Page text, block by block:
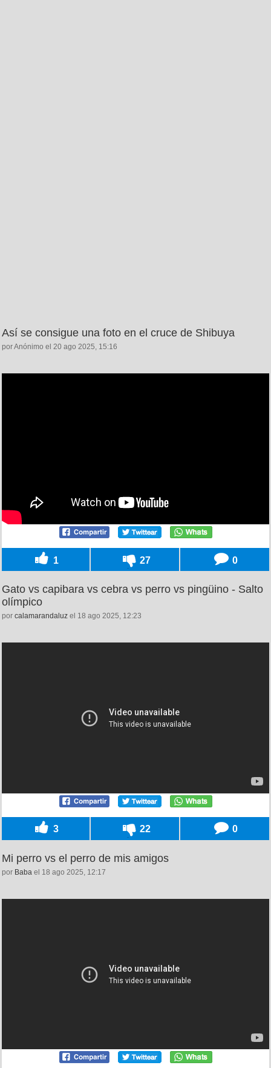
Así se consigue una foto en el cruce de Shibuya
por Anónimo el 20 ago 2025, 15:16
1 27 0
Gato vs capibara vs cebra vs perro vs pingüino - Salto
olímpico
por calamarandaluz el 18 ago 2025, 12:23
3 22 0
Mi perro vs el perro de mis amigos
por Baba el 18 ago 2025, 12:17